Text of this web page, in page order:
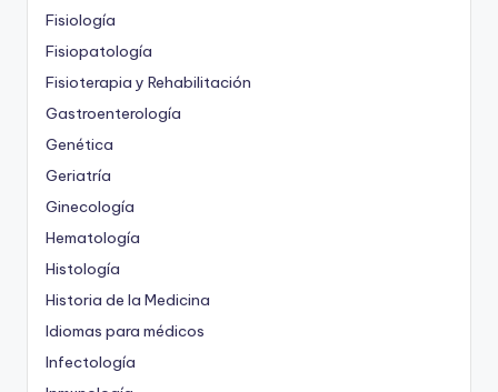
Fisiología
Fisiopatología
Fisioterapia y Rehabilitación
Gastroenterología
Genética
Geriatría
Ginecología
Hematología
Histología
Historia de la Medicina
Idiomas para médicos
Infectología